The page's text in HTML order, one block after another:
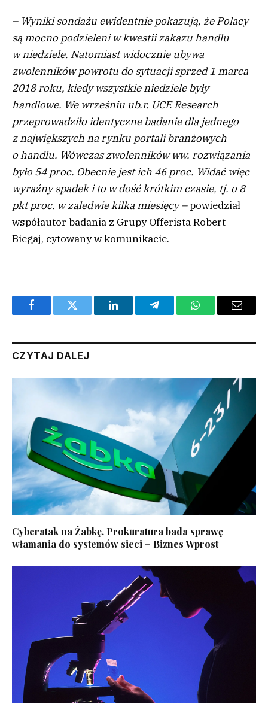
– Wyniki sondażu ewidentnie pokazują, że Polacy
są mocno podzieleni w kwestii zakazu handlu
w niedziele. Natomiast widocznie ubywa
zwolenników powrotu do sytuacji sprzed 1 marca
2018 roku, kiedy wszystkie niedziele były
handlowe. We wrześniu ub.r. UCE Research
przeprowadziło identyczne badanie dla jednego
z największych na rynku portali branżowych
o handlu. Wówczas zwolenników ww. rozwiązania
było 54 proc. Obecnie jest ich 46 proc. Widać więc
wyraźny spadek i to w dość krótkim czasie, tj. o 8
pkt proc. w zaledwie kilka miesięcy –powiedział
współautor badania z Grupy Offerista Robert
Biegaj, cytowany w komunikacie.
FacebookTwitter LinkedInTelegramWhatsAppEmail
CZYTAJ DALEJ
Cyberatak na Żabkę. Prokuratura bada sprawę
włamania do systemów sieci – Biznes Wprost